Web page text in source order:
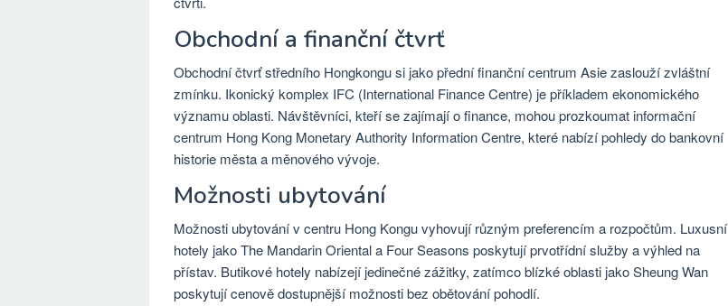
Obchodní a finanční čtvrť
Obchodní čtvrť středního Hongkongu si jako přední finanční centrum Asie zaslouží zvláštní
zmínku. Ikonický komplex IFC (International Finance Centre) je příkladem ekonomického
významu oblasti. Návštěvníci, kteří se zajímají o finance, mohou prozkoumat informační
centrum Hong Kong Monetary Authority Information Centre, které nabízí pohledy do bankovní
historie města a měnového vývoje.
Možnosti ubytování
Možnosti ubytování v centru Hong Kongu vyhovují různým preferencím a rozpočtům. Luxusní
hotely jako The Mandarin Oriental a Four Seasons poskytují prvotřídní služby a výhled na
přístav. Butikové hotely nabízejí jedinečné zážitky, zatímco blízké oblasti jako Sheung Wan
poskytují cenově dostupnější možnosti bez obětování pohodlí.